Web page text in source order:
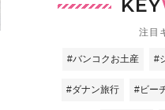
KEY
注目
#バンコクお土産 #
#ダナン旅行 #ビー